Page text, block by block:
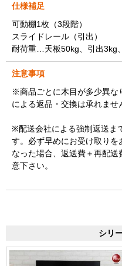
仕様補足
可動棚1枚（3段階）
スライドレール（引出）
耐荷重…天板50kg、引出3kg
注意事項
※商品ごとに木目が多少異な
による返品・交換は承れませ
※配送会社による強制返送ま
す。必ず早めにお受け取りを
なった場合、返送費＋再配
意下さい。
シリ